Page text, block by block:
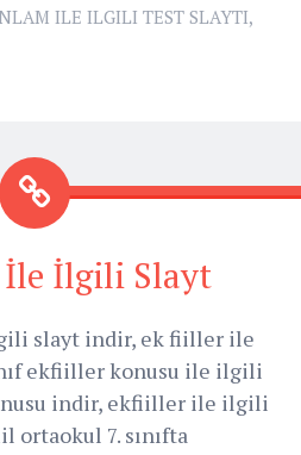
ILE ILGILI TEST SLAYTI,
İlgili Slayt
slayt indir, ek fiiller ile
ekfiiller konusu ile ilgili
indir, ekfiiller ile ilgili
7. sınıfta